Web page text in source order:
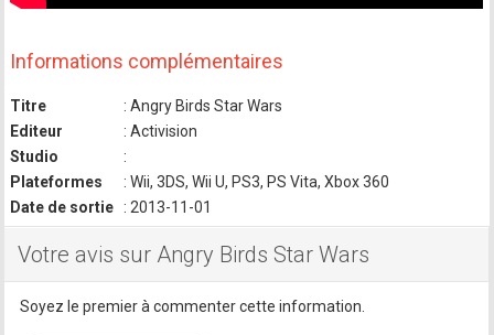
Informations complémentaires
Titre
: Angry Birds Star Wars
Editeur
: Activision
Studio
:
Plateformes
: Wii, 3DS, Wii U, PS3, PS Vita, Xbox 360
Date de sortie
: 2013-11-01
Votre avis sur Angry Birds Star Wars
Soyez le premier à commenter cette information.